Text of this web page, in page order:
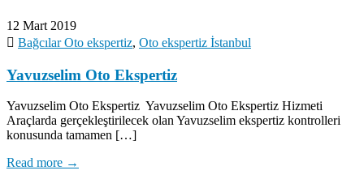
12 Mart 2019
Bağcılar Oto ekspertiz, Oto ekspertiz İstanbul
Yavuzselim Oto Ekspertiz
Yavuzselim Oto Ekspertiz Yavuzselim Oto Ekspertiz Hizmeti
Araçlarda gerçekleştirilecek olan Yavuzselim ekspertiz kontrolleri
konusunda tamamen […]
Read more →